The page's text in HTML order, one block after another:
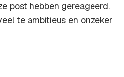
post hebben gereageerd.
te ambitieus en onzeker